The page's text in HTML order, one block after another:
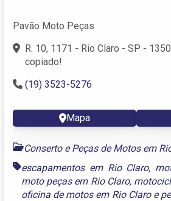
Pavão Moto Peças
R. 10, 1171 - Rio Claro - SP -
copiado!
(19) 3523-5276
Mapa
Conserto e Peças de Motos em
escapamentos em Rio Claro,
moto peças em Rio Claro,
oficina de motos em Rio Claroe